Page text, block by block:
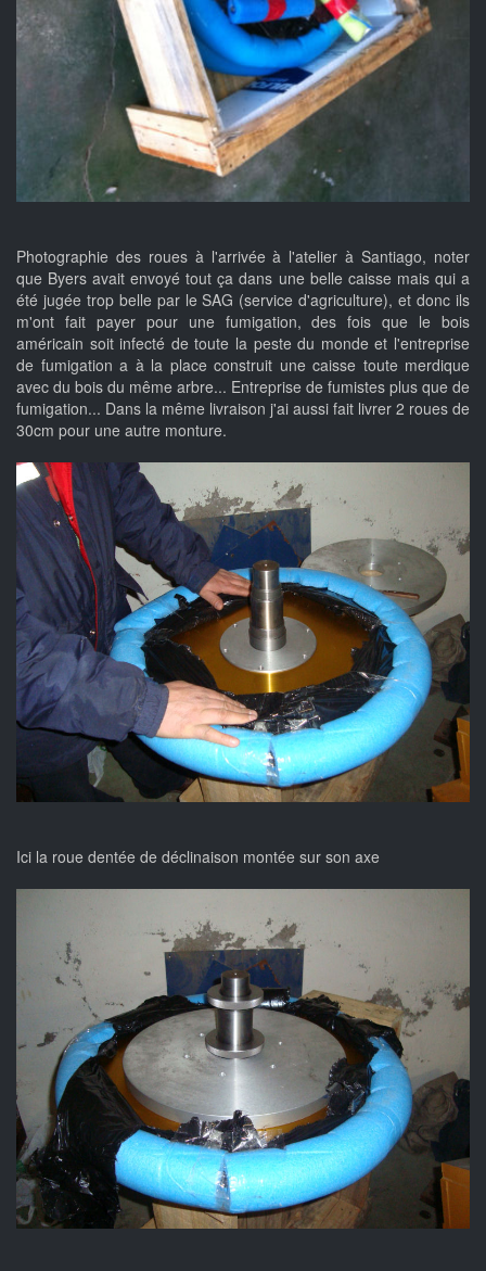
Photographie des roues à l'arrivée à l'atelier à Santiago, noter
que Byers avait envoyé tout ça dans une belle caisse mais qui a
été jugée trop belle par le SAG (service d'agriculture), et donc ils
m'ont fait payer pour une fumigation, des fois que le bois
américain soit infecté de toute la peste du monde et l'entreprise
de fumigation a à la place construit une caisse toute merdique
avec du bois du même arbre... Entreprise de fumistes plus que de
fumigation... Dans la même livraison j'ai aussi fait livrer 2 roues de
30cm pour une autre monture.
Ici la roue dentée de déclinaison montée sur son axe